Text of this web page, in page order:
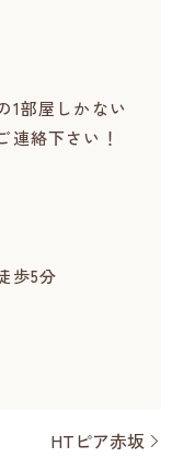
1部屋しかない
連絡下さい！
歩5分
HTピア赤坂